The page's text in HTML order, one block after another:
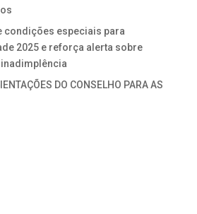
condições especiais para
2025 e reforça alerta sobre
DO CONSELHO PARA AS